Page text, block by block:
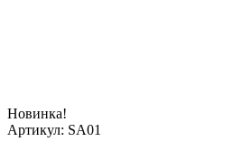
Новинка!
Артикул: SA01